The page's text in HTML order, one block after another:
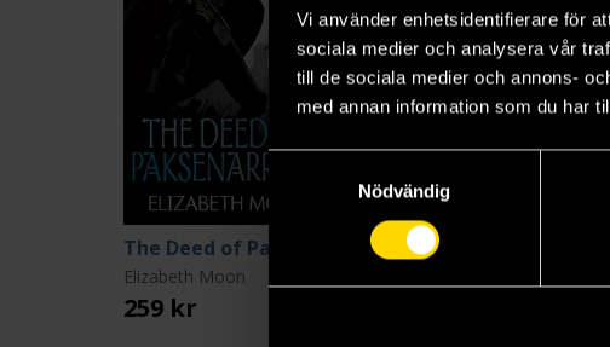
Vi använder enhetsidentifierare för
sociala medier och analysera vår
till de sociala medier och annons-
med annan information som du har
Nödvändig
Elizabeth Moon
259 kr
Divided Allegiance